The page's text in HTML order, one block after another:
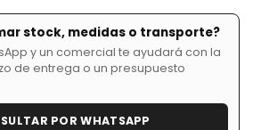
stock, medidas o transporte?
y un comercial te ayudará con la
de entrega o un presupuesto
POR WHATSAPP